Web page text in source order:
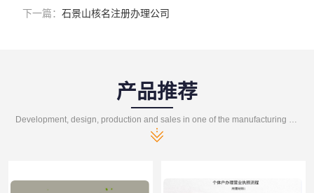
下一篇： 石景山核名注册办理公司
产品推荐
Development, design, production and sales in one of the manufacturing enterprises